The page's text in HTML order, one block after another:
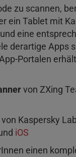
zu scannen,
ein Tablet mit
eine
derartige Apps
Portalen
von ZXing
von Kaspersky
iOS
einen